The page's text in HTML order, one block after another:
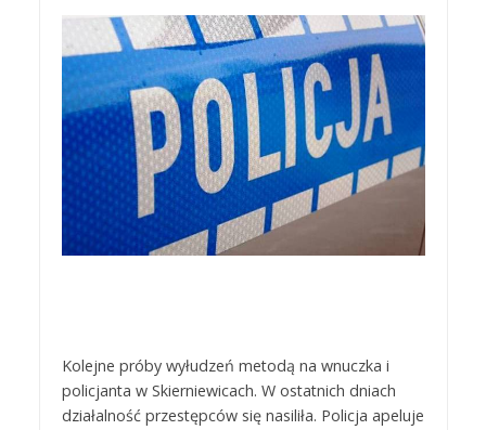
Kolejne próby wyłudzeń metodą na wnuczka i
policjanta w Skierniewicach. W ostatnich dniach
działalność przestępców się nasiliła. Policja apeluje